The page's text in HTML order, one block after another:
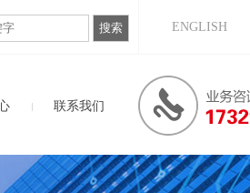
ENGLISH
联系我们